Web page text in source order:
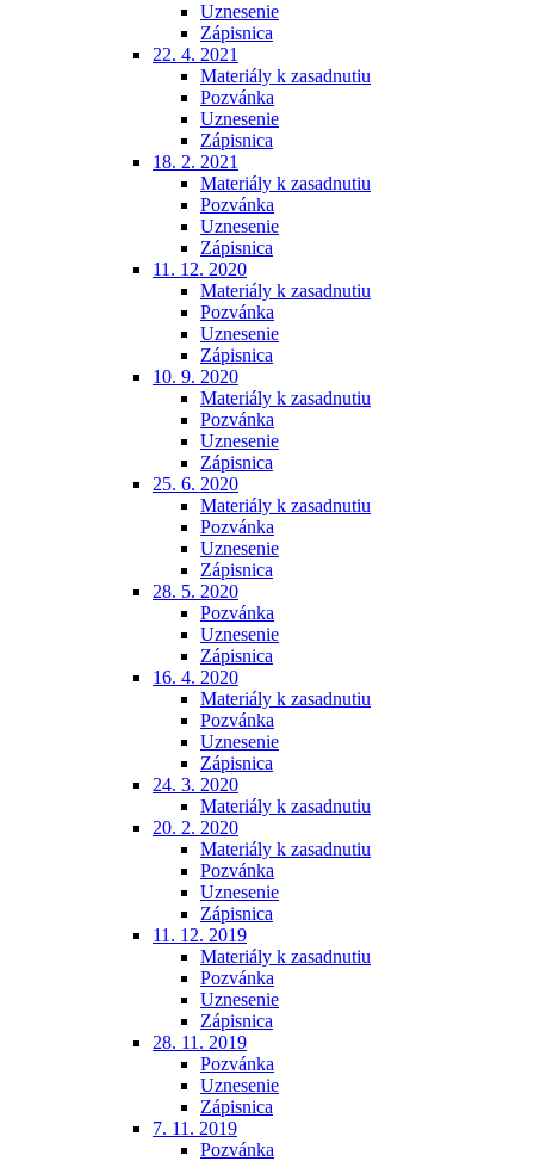
Uznesenie
Zápisnica
22. 4. 2021
Materiály k zasadnutiu
Pozvánka
Uznesenie
Zápisnica
18. 2. 2021
Materiály k zasadnutiu
Pozvánka
Uznesenie
Zápisnica
11. 12. 2020
Materiály k zasadnutiu
Pozvánka
Uznesenie
Zápisnica
10. 9. 2020
Materiály k zasadnutiu
Pozvánka
Uznesenie
Zápisnica
25. 6. 2020
Materiály k zasadnutiu
Pozvánka
Uznesenie
Zápisnica
28. 5. 2020
Pozvánka
Uznesenie
Zápisnica
16. 4. 2020
Materiály k zasadnutiu
Pozvánka
Uznesenie
Zápisnica
24. 3. 2020
Materiály k zasadnutiu
20. 2. 2020
Materiály k zasadnutiu
Pozvánka
Uznesenie
Zápisnica
11. 12. 2019
Materiály k zasadnutiu
Pozvánka
Uznesenie
Zápisnica
28. 11. 2019
Pozvánka
Uznesenie
Zápisnica
7. 11. 2019
Pozvánka